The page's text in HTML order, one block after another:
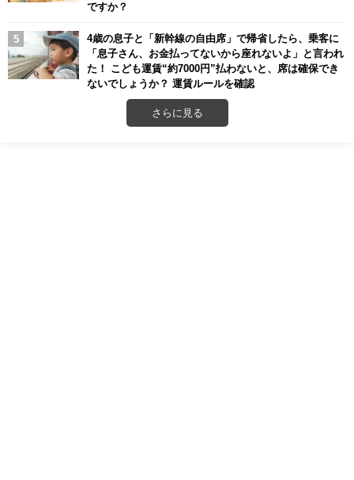
ですか？
4歳の息子と「新幹線の自由席」で帰省したら、乗客に
「息子さん、お金払ってないから座れないよ」と言われ
た！ こども運賃“約7000円”払わないと、席は確保でき
ないでしょうか？ 運賃ルールを確認
さらに見る